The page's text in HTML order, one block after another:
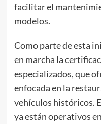
facilitar el
modelos.
Como parte de esta
en marcha la
especializados, que
enfocada en la
vehículos históricos.
ya están operativos